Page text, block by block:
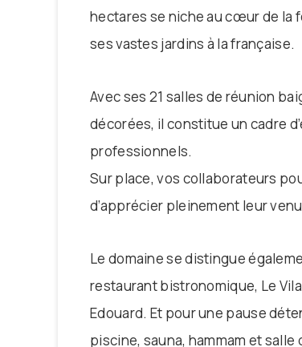
hectares se niche au cœur de la
ses vastes jardins à la française.
Avec ses 21 salles de réunion
décorées, il constitue un cadre
professionnels.
Sur place, vos collaborateurs
d’apprécier pleinement leur
Le domaine se distingue
restaurant bistronomique, Le
Edouard. Et pour une pause
piscine, sauna, hammam et